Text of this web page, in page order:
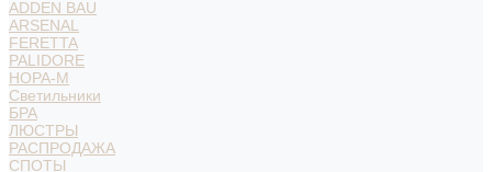
ADDEN BAU
ARSENAL
FERETTA
PALIDORE
НОРА-М
Светильники
БРА
ЛЮСТРЫ
РАСПРОДАЖА
СПОТЫ